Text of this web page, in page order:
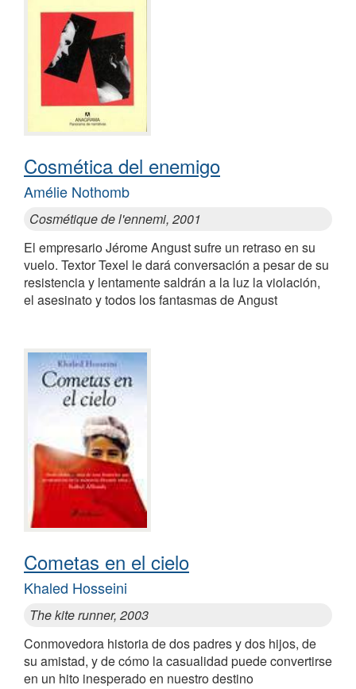
Cosmética del enemigo
Amélie Nothomb
Cosmétique de l'ennemi, 2001
El empresario Jérome Angust sufre un retraso en su
vuelo. Textor Texel le dará conversación a pesar de su
resistencia y lentamente saldrán a la luz la violación,
el asesinato y todos los fantasmas de Angust
Cometas en el cielo
Khaled Hosseini
The kite runner, 2003
Conmovedora historia de dos padres y dos hijos, de
su amistad, y de cómo la casualidad puede convertirse
en un hito inesperado en nuestro destino